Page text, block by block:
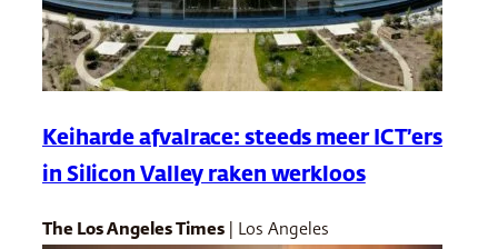
Keiharde afvalrace: steeds meer ICT’ers
in Silicon Valley raken werkloos
The Los Angeles Times | Los Angeles